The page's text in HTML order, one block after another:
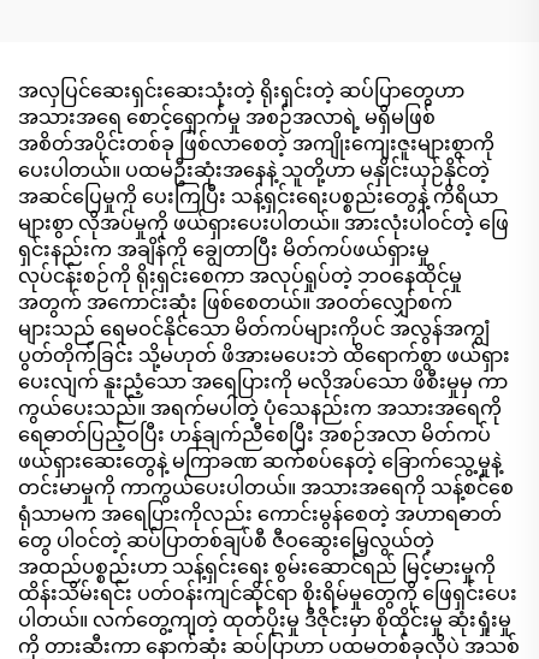
အလှပြင်ဆေးရှင်းဆေးသုံးတဲ့ ရိုးရှင်းတဲ့ ဆပ်ပြာတွေဟာ
အသားအရေ စောင့်ရှောက်မှု အစဉ်အလာရဲ့ မရှိမဖြစ်
အစိတ်အပိုင်းတစ်ခု ဖြစ်လာစေတဲ့ အကျိုးကျေးဇူးများစွာကို
ပေးပါတယ်။ ပထမဦးဆုံးအနေနဲ့ သူတို့ဟာ မနှိုင်းယှဉ်နိုင်တဲ့
အဆင်ပြေမှုကို ပေးကြပြီး သန့်ရှင်းရေးပစ္စည်းတွေနဲ့ ကိရိယာ
များစွာ လိုအပ်မှုကို ဖယ်ရှားပေးပါတယ်။ အားလုံးပါဝင်တဲ့ ဖြေ
ရှင်းနည်းက အချိန်ကို ချွေတာပြီး မိတ်ကပ်ဖယ်ရှားမှု
လုပ်ငန်းစဉ်ကို ရိုးရှင်းစေကာ အလုပ်ရှုပ်တဲ့ ဘဝနေထိုင်မှု
အတွက် အကောင်းဆုံး ဖြစ်စေတယ်။ အဝတ်လျှော်စက်
များသည် ရေမဝင်နိုင်သော မိတ်ကပ်များကိုပင် အလွန်အကျွံ
ပွတ်တိုက်ခြင်း သို့မဟုတ် ဖိအားမပေးဘဲ ထိရောက်စွာ ဖယ်ရှား
ပေးလျက် နူးညံ့သော အရေပြားကို မလိုအပ်သော ဖိစီးမှုမှ ကာ
ကွယ်ပေးသည်။ အရက်မပါတဲ့ ပုံသေနည်းက အသားအရေကို
ရေဓာတ်ပြည့်ဝပြီး ဟန်ချက်ညီစေပြီး အစဉ်အလာ မိတ်ကပ်
ဖယ်ရှားဆေးတွေနဲ့ မကြာခဏ ဆက်စပ်နေတဲ့ ခြောက်သွေ့မှုနဲ့
တင်းမာမှုကို ကာကွယ်ပေးပါတယ်။ အသားအရေကို သန့်စင်စေ
ရုံသာမက အရေပြားကိုလည်း ကောင်းမွန်စေတဲ့ အဟာရဓာတ်
တွေ ပါဝင်တဲ့ ဆပ်ပြာတစ်ချပ်စီ ဇီဝဆွေးမြေ့လွယ်တဲ့
အထည်ပစ္စည်းဟာ သန့်ရှင်းရေး စွမ်းဆောင်ရည် မြင့်မားမှုကို
ထိန်းသိမ်းရင်း ပတ်ဝန်းကျင်ဆိုင်ရာ စိုးရိမ်မှုတွေကို ဖြေရှင်းပေး
ပါတယ်။ လက်တွေ့ကျတဲ့ ထုတ်ပိုးမှု ဒီဇိုင်းမှာ စိုထိုင်းမှု ဆုံးရှုံးမှု
ကို တားဆီးကာ နောက်ဆုံး ဆပ်ပြာဟာ ပထမတစ်ခုလိုပဲ အသစ်